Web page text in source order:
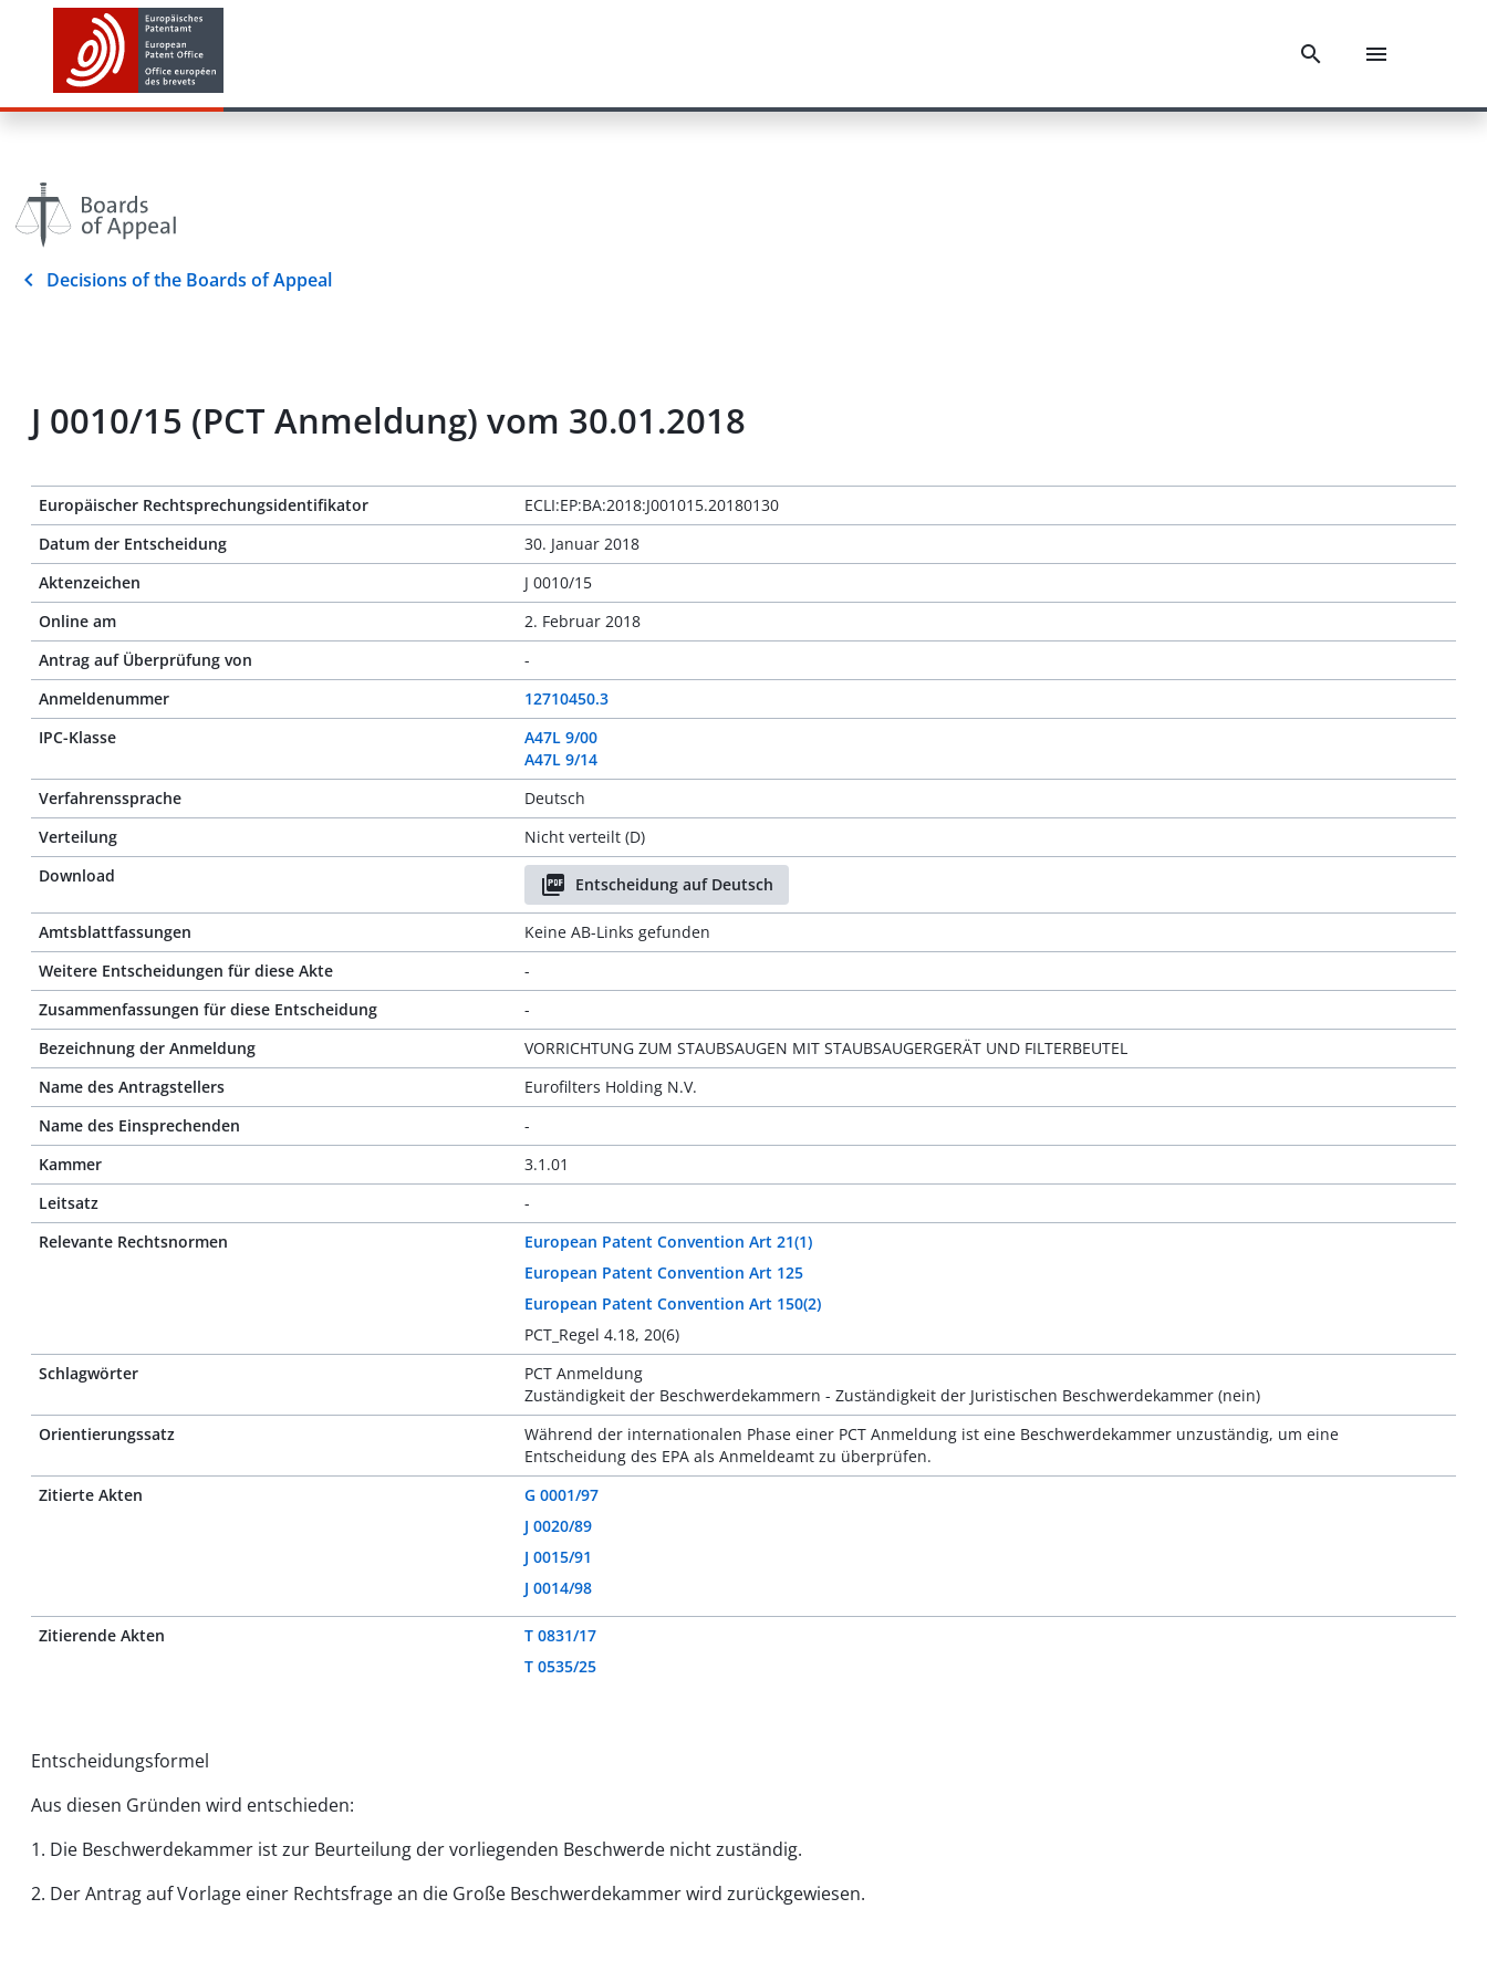
Decisions of the Boards of Appeal
J 0010/15 (PCT Anmeldung) vom 30.01.2018
Europäischer Rechtsprechungsidentifikator
ECLI:EP:BA:2018:J001015.20180130
Datum der Entscheidung
30. Januar 2018
Aktenzeichen
J 0010/15
Online am
2. Februar 2018
Antrag auf Überprüfung von
-
Anmeldenummer
12710450.3
IPC-Klasse
A47L 9/00
A47L 9/14
Verfahrenssprache
Deutsch
Verteilung
Nicht verteilt (D)
Download
Entscheidung auf Deutsch
Amtsblattfassungen
Keine AB-Links gefunden
Weitere Entscheidungen für diese Akte
-
Zusammenfassungen für diese Entscheidung
-
Bezeichnung der Anmeldung
VORRICHTUNG ZUM STAUBSAUGEN MIT STAUBSAUGERGERÄT UND FILTERBEUTEL
Name des Antragstellers
Eurofilters Holding N.V.
Name des Einsprechenden
-
Kammer
3.1.01
Leitsatz
-
Relevante Rechtsnormen
European Patent Convention Art 21(1)
European Patent Convention Art 125
European Patent Convention Art 150(2)
PCT_Regel 4.18, 20(6)
Schlagwörter
PCT Anmeldung
Zuständigkeit der Beschwerdekammern - Zuständigkeit der Juristischen Beschwerdekammer (nein)
Orientierungssatz
Während der internationalen Phase einer PCT Anmeldung ist eine Beschwerdekammer unzuständig, um eine
Entscheidung des EPA als Anmeldeamt zu überprüfen.
Zitierte Akten
G 0001/97
J 0020/89
J 0015/91
J 0014/98
Zitierende Akten
T 0831/17
T 0535/25
Entscheidungsformel
Aus diesen Gründen wird entschieden:
1. Die Beschwerdekammer ist zur Beurteilung der vorliegenden Beschwerde nicht zuständig.
2. Der Antrag auf Vorlage einer Rechtsfrage an die Große Beschwerdekammer wird zurückgewiesen.